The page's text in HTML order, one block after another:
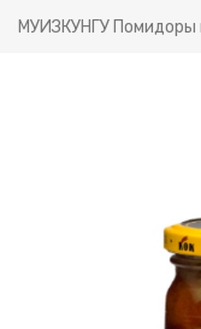
МУИЗКУНГУ Помидоры